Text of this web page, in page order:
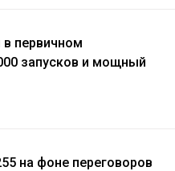
в первичном
запусков и мощный
на фоне переговоров